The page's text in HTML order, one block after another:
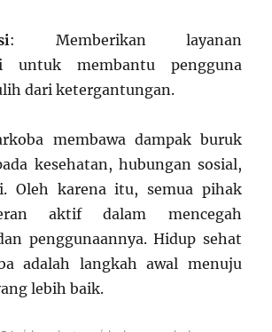
: Memberikan layanan
untuk membantu pengguna
dari ketergantungan.
membawa dampak buruk
kesehatan, hubungan sosial,
Oleh karena itu, semua pihak
aktif dalam mencegah
penggunaannya. Hidup sehat
adalah langkah awal menuju
lebih baik.